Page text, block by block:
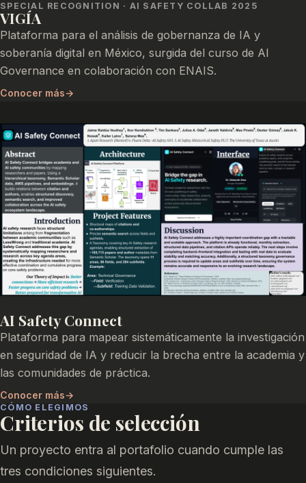
SPECIAL RECOGNITION · AI SAFETY COLLAB 2025
VIGÍA
Plataforma para el análisis de gobernanza de IA y
soberanía digital en México, surgida del curso de AI
Governance en colaboración con ENAIS.
Conocer más→
AI Safety Connect
Plataforma para mapear sistemáticamente la investigación
en seguridad de IA y reducir la brecha entre la academia y
las comunidades de práctica.
Conocer más→
CÓMO ELEGIMOS
Criterios de selección
Un proyecto entra al portafolio cuando cumple las
tres condiciones siguientes.